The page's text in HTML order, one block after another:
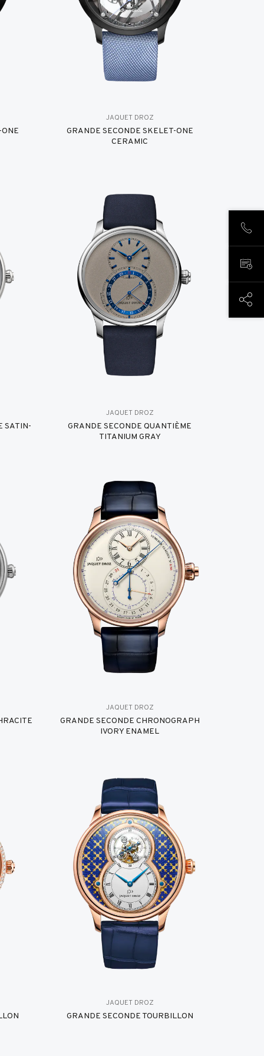
JAQUET DROZ
GRANDE SECONDE SKELET-ONE
CERAMIC
SATIN-
JAQUET DROZ
GRANDE SECONDE QUANTIÈME
TITANIUM GRAY
JAQUET DROZ
GRANDE SECONDE CHRONOGRAPH
IVORY ENAMEL
JAQUET DROZ
GRANDE SECONDE TOURBILLON